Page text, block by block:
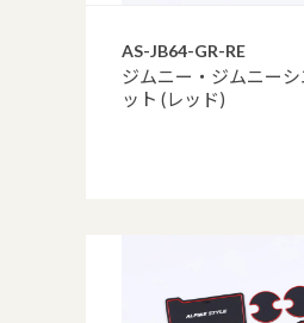
AS-JB64-GR-RE
ジムニー・ジムニー
ット (レッド)